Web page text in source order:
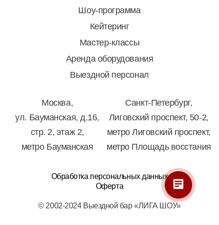
Шоу-программа
Кейтеринг
Мастер-классы
Аренда оборудования
Выездной персонал
Москва,
ул. Бауманская, д.16,
стр. 2, этаж 2,
метро Бауманская
Санкт-Петербург,
Лиговский проспект, 50-2,
метро Лиговский проспект,
метро Площадь восстания
Обработка персональных данных
Оферта
© 2002-2024 Выездной бар «ЛИГА ШОУ»